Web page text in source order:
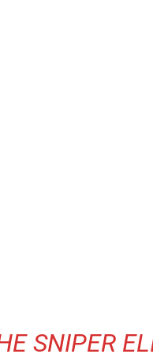
SNIPER